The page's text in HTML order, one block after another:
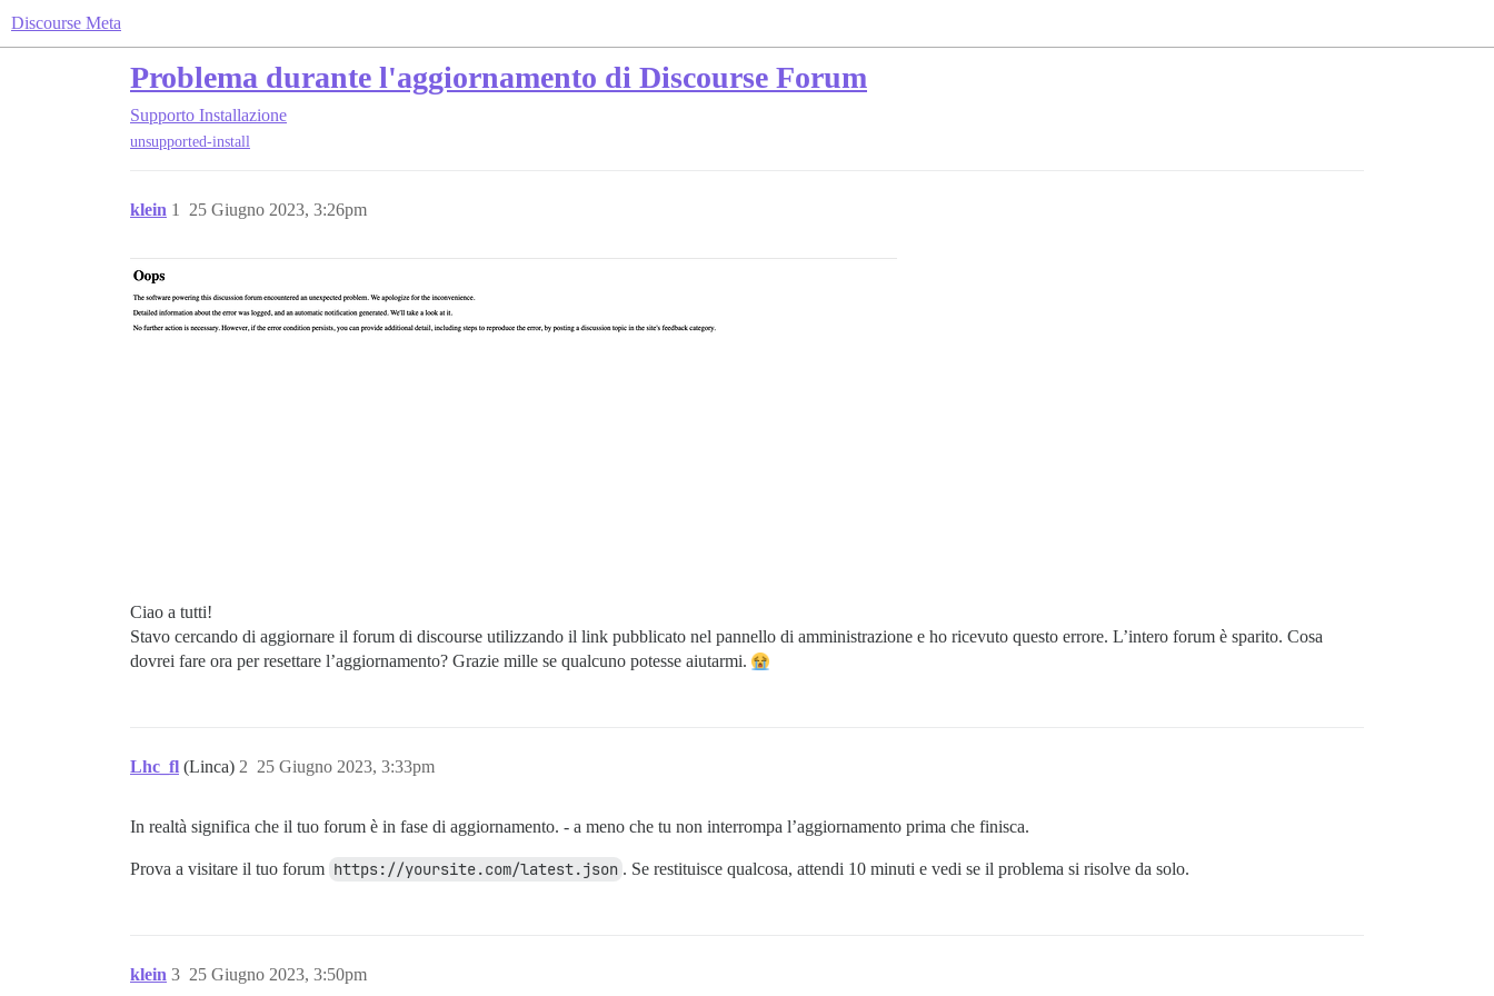
Discourse Meta
Problema durante l'aggiornamento di Discourse Forum
Supporto Installazione
unsupported-install
klein 25 Giugno 2023, 3:26pm
1
Ciao a tutti!
Stavo cercando di aggiornare il forum di discourse utilizzando il link pubblicato nel pannello di amministrazione e ho ricevuto questo errore. L’intero forum è sparito. Cosa
dovrei fare ora per resettare l’aggiornamento? Grazie mille se qualcuno potesse aiutarmi.
Lhc_fl (Linca) 25 Giugno 2023, 3:33pm
2
In realtà significa che il tuo forum è in fase di aggiornamento. - a meno che tu non interrompa l’aggiornamento prima che finisca.
Prova a visitare il tuo forum https://yoursite.com/latest.json . Se restituisce qualcosa, attendi 10 minuti e vedi se il problema si risolve da solo.
klein 25 Giugno 2023, 3:50pm
3